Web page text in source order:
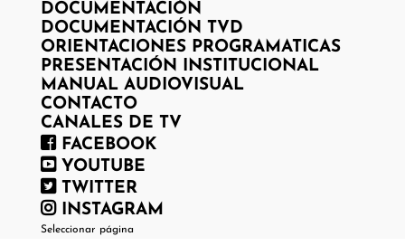
DOCUMENTACIÓN
DOCUMENTACIÓN TVD
ORIENTACIONES PROGRAMATICAS
PRESENTACIÓN INSTITUCIONAL
MANUAL AUDIOVISUAL
CONTACTO
CANALES DE TV
FACEBOOK
YOUTUBE
TWITTER
INSTAGRAM
Seleccionar página